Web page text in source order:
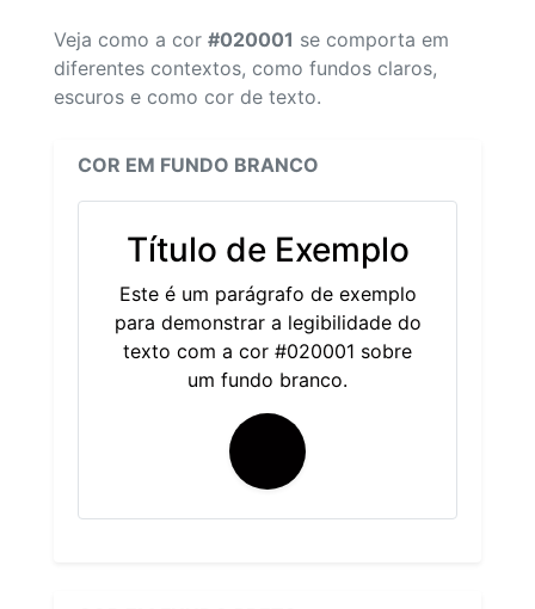
Veja como a cor #020001 se comporta em
diferentes contextos, como fundos claros,
escuros e como cor de texto.
COR EM FUNDO BRANCO
Título de Exemplo
Este é um parágrafo de exemplo
para demonstrar a legibilidade do
texto com a cor #020001 sobre
um fundo branco.